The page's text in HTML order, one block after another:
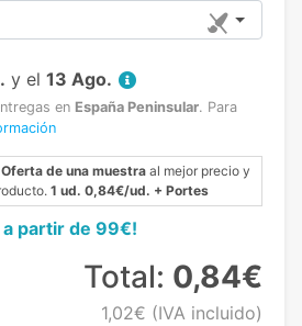
y el 13 Ago.
en España Peninsular. Para
Oferta de una muestra al mejor precio y
1 ud. 0,84€/ud. + Portes
partir de 99€!
Total: 0,84€
1,02€ (IVA incluido)